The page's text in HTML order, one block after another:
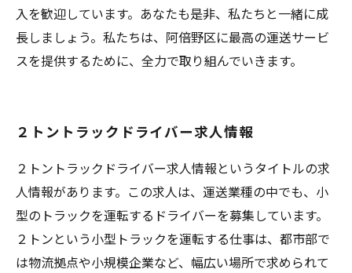
入を歓迎しています。あなたも是非、私たちと一緒に成
長しましょう。私たちは、阿倍野区に最高の運送サービ
スを提供するために、全力で取り組んでいきます。
２トントラックドライバー求人情報
２トントラックドライバー求人情報というタイトルの求
人情報があります。この求人は、運送業種の中でも、小
型のトラックを運転するドライバーを募集しています。
２トンという小型トラックを運転する仕事は、都市部で
は物流拠点や小規模企業など、幅広い場所で求められて